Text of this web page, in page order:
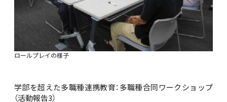
ロールプレイの様子
学部を超えた多職種連携教育：多職種合同ワークショップ
（活動報告3）